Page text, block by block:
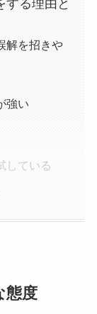
する理由と
解を招きや
強い
している
態度